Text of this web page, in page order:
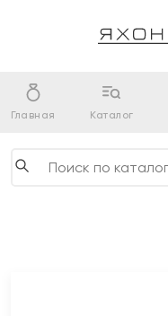
Главная Каталог